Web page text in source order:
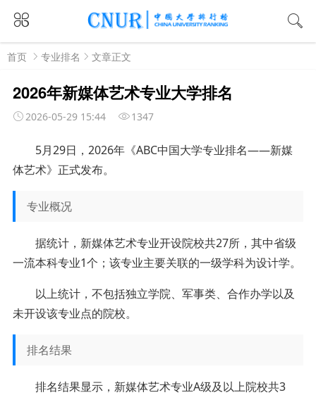
首页 专业排名 文章正文
2026年新媒体艺术专业大学排名
2026-05-29 15:44 1347
5月29日，2026年《ABC中国大学专业排名——新媒
体艺术》正式发布。
专业概况
据统计，新媒体艺术专业开设院校共27所，其中省级
一流本科专业1个；该专业主要关联的一级学科为设计学。
以上统计，不包括独立学院、军事类、合作办学以及
未开设该专业点的院校。
排名结果
排名结果显示，新媒体艺术专业A级及以上院校共3